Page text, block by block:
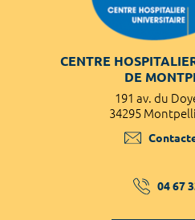
CENTRE
DE
191 av. du
34295
04 67